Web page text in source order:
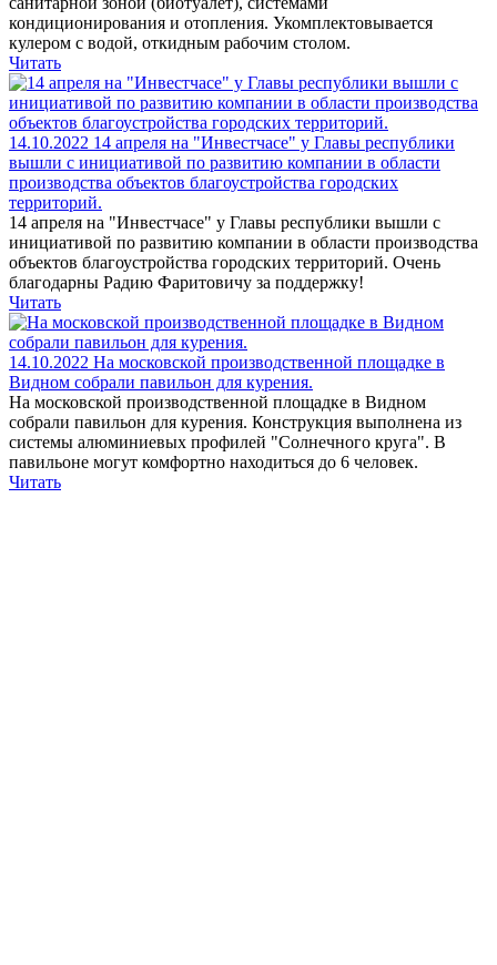
кондиционирования и отопления. Укомплектовывается
кулером с водой, откидным рабочим столом.
Читать
14.10.2022 14 апреля на "Инвестчасе" у Главы республики
вышли с инициативой по развитию компании в области
производства объектов благоустройства городских
территорий.
14 апреля на "Инвестчасе" у Главы республики вышли с
инициативой по развитию компании в области производства
объектов благоустройства городских территорий. Очень
благодарны Радию Фаритовичу за поддержку!
Читать
14.10.2022 На московской производственной площадке в
Видном собрали павильон для курения.
На московской производственной площадке в Видном
собрали павильон для курения. Конструкция выполнена из
системы алюминиевых профилей "Солнечного круга". В
павильоне могут комфортно находиться до 6 человек.
Читать